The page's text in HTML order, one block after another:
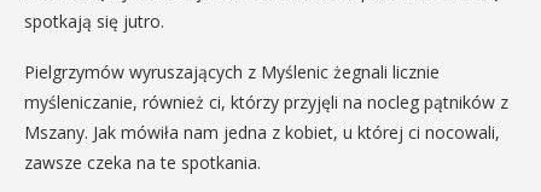
spotkają się jutro.
Pielgrzymów wyruszających z Myślenic żegnali licznie
myśleniczanie, również ci, którzy przyjęli na nocleg pątników z
Mszany. Jak mówiła nam jedna z kobiet, u której ci nocowali,
zawsze czeka na te spotkania.